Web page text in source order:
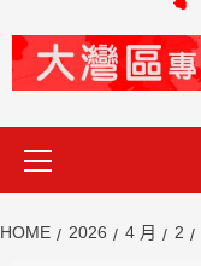
HOME 2026 4 月 2